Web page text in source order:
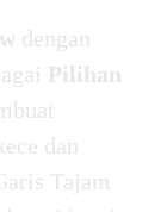
dengan
Pilihan
dan
Tajam